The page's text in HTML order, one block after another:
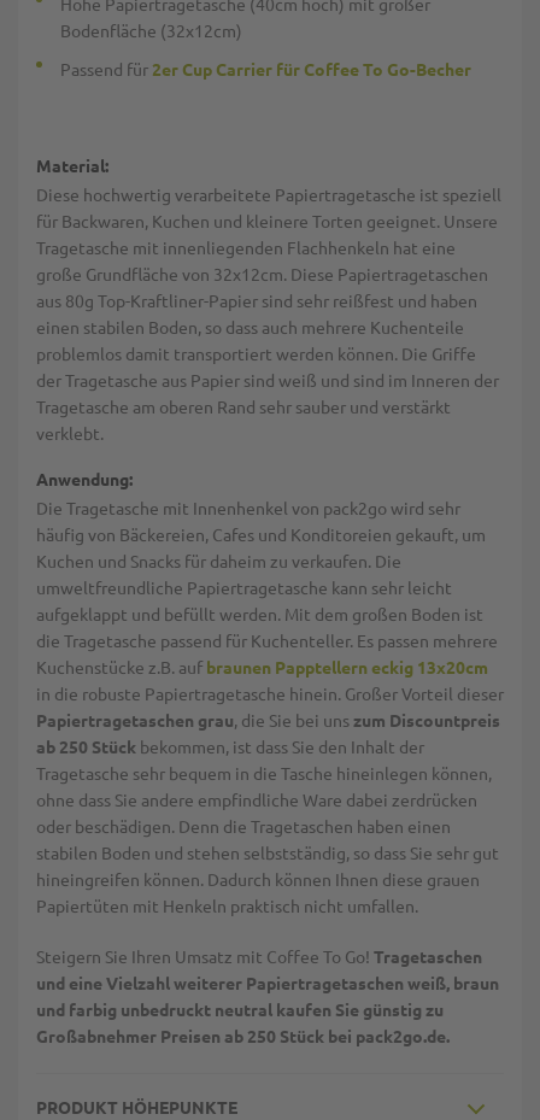
Bodenfläche (32x12cm)
Passend für 2er Cup Carrier für Coffee To Go-Becher
Material:
Diese hochwertig verarbeitete Papiertragetasche ist speziell
für Backwaren, Kuchen und kleinere Torten geeignet. Unsere
Tragetasche mit innenliegenden Flachhenkeln hat eine
große Grundfläche von 32x12cm. Diese Papiertragetaschen
aus 80g Top-Kraftliner-Papier sind sehr reißfest und haben
einen stabilen Boden, so dass auch mehrere Kuchenteile
problemlos damit transportiert werden können. Die Griffe
der Tragetasche aus Papier sind weiß und sind im Inneren der
Tragetasche am oberen Rand sehr sauber und verstärkt
verklebt.
Anwendung:
Die Tragetasche mit Innenhenkel von pack2go wird sehr
häufig von Bäckereien, Cafes und Konditoreien gekauft, um
Kuchen und Snacks für daheim zu verkaufen. Die
umweltfreundliche Papiertragetasche kann sehr leicht
aufgeklappt und befüllt werden. Mit dem großen Boden ist
die Tragetasche passend für Kuchenteller. Es passen mehrere
Kuchenstücke z.B. auf braunen Papptellern eckig 13x20cm
in die robuste Papiertragetasche hinein. Großer Vorteil dieser
Papiertragetaschen grau, die Sie bei uns zum Discountpreis
ab 250 Stück bekommen, ist dass Sie den Inhalt der
Tragetasche sehr bequem in die Tasche hineinlegen können,
ohne dass Sie andere empfindliche Ware dabei zerdrücken
oder beschädigen. Denn die Tragetaschen haben einen
stabilen Boden und stehen selbstständig, so dass Sie sehr gut
hineingreifen können. Dadurch können Ihnen diese grauen
Papiertüten mit Henkeln praktisch nicht umfallen.
Steigern Sie Ihren Umsatz mit Coffee To Go! Tragetaschen
und eine Vielzahl weiterer Papiertragetaschen weiß, braun
und farbig unbedruckt neutral kaufen Sie günstig zu
Großabnehmer Preisen ab 250 Stück bei pack2go.de.
PRODUKT HÖHEPUNKTE